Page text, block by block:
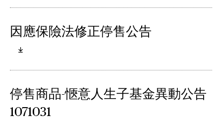
因應保險法修正停售公告
停售商品-愜意人生子基金異動公告
1071031